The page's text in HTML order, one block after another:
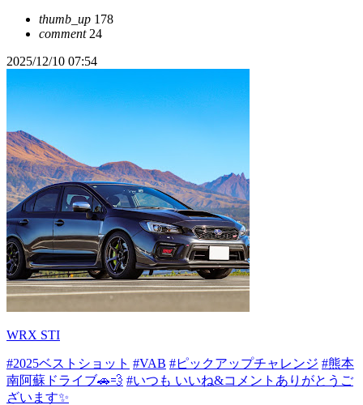
thumb_up 178
comment24
2025/12/10 07:54
WRX STI
#2025ベストショット #VAB #ピックアップチャレンジ #熊本
南阿蘇ドライブ🚗💨 #いつも いいね&コメントありがとうご
ざいます✨